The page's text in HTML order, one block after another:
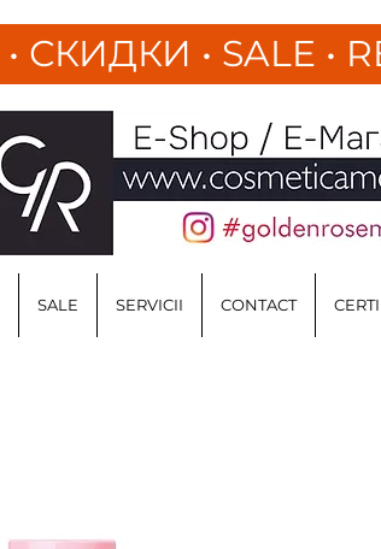
• СКИДКИ • SALE •
SALE SERVICII CONTACT